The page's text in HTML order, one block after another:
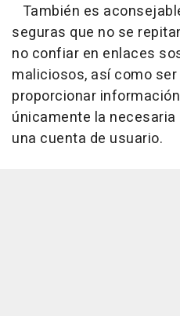
También es
seguras que no se
no confiar en enlaces
maliciosos, así como
proporcionar
únicamente la
una cuenta de usuario.